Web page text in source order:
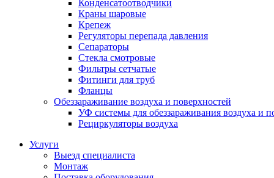
Конденсатоотводчики
Краны шаровые
Крепеж
Регуляторы перепада давления
Сепараторы
Стекла смотровые
Фильтры сетчатые
Фитинги для труб
Фланцы
Обеззараживание воздуха и поверхностей
УФ системы для обеззараживания воздуха и
Рециркуляторы воздуха
Услуги
Выезд специалиста
Монтаж